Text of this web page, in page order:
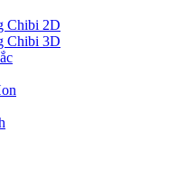
Chibi 2D
Chibi 3D